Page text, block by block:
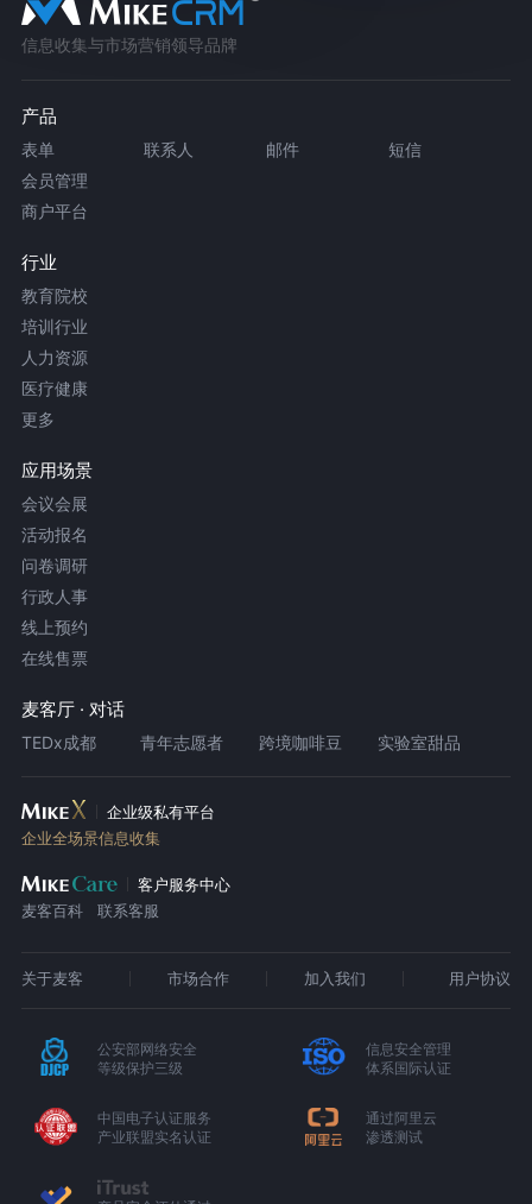
信息收集与市场营销领导品牌
产品
表单 联系人 邮件
短信
会员管理
商户平台
行业
教育院校
培训行业
人力资源
医疗健康
更多
应用场景
会议会展
活动报名
问卷调研
行政人事
线上预约
在线售票
麦客厅 · 对话
TEDx成都 青年志愿者 跨境咖啡豆 实验室甜品
企业级私有平台
企业全场景信息收集
客户服务中心
麦客百科
联系客服
关于麦客 市场合作 加入我们 用户协议
公安部网络安全
等级保护三级
信息安全管理
体系国际认证
中国电子认证服务
产业联盟实名认证
通过阿里云
渗透测试